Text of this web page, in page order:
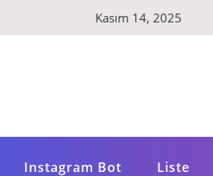
Kasım 14, 2025
Instagram Bot Liste